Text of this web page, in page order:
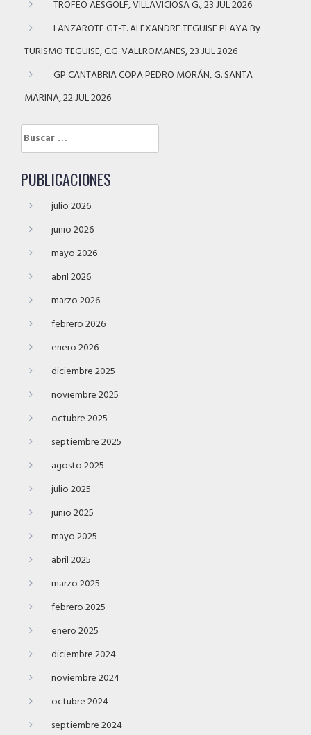
TROFEO AESGOLF, VILLAVICIOSA G., 23 JUL 2026
LANZAROTE GT-T. ALEXANDRE TEGUISE PLAYA By
TURISMO TEGUISE, C.G. VALLROMANES, 23 JUL 2026
GP CANTABRIA COPA PEDRO MORÁN, G. SANTA
MARINA, 22 JUL 2026
Buscar:
PUBLICACIONES
julio 2026
junio 2026
mayo 2026
abril 2026
marzo 2026
febrero 2026
enero 2026
diciembre 2025
noviembre 2025
octubre 2025
septiembre 2025
agosto 2025
julio 2025
junio 2025
mayo 2025
abril 2025
marzo 2025
febrero 2025
enero 2025
diciembre 2024
noviembre 2024
octubre 2024
septiembre 2024